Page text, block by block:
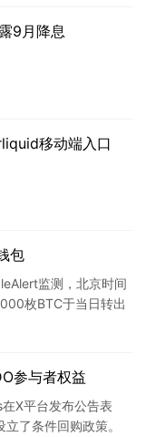
9月降息
移动端入口
包
监测，北京时间
枚BTC于当日转出
参与者权益
X平台发布公告表
了条件回购政策。